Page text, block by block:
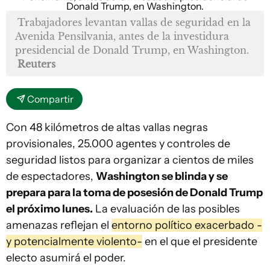
Trabajadores levantan vallas de seguridad en la
Avenida Pensilvania, antes de la investidura
presidencial de Donald Trump, en Washington.
Reuters
Compartir
Con 48 kilómetros de altas vallas negras
provisionales, 25.000 agentes y controles de
seguridad listos para organizar a cientos de miles
de espectadores, Washington se blinda y se
prepara para la toma de posesión de Donald Trump
el próximo lunes. La evaluación de las posibles
amenazas reflejan el entorno político exacerbado -
y potencialmente violento- en el que el presidente
electo asumirá el poder.